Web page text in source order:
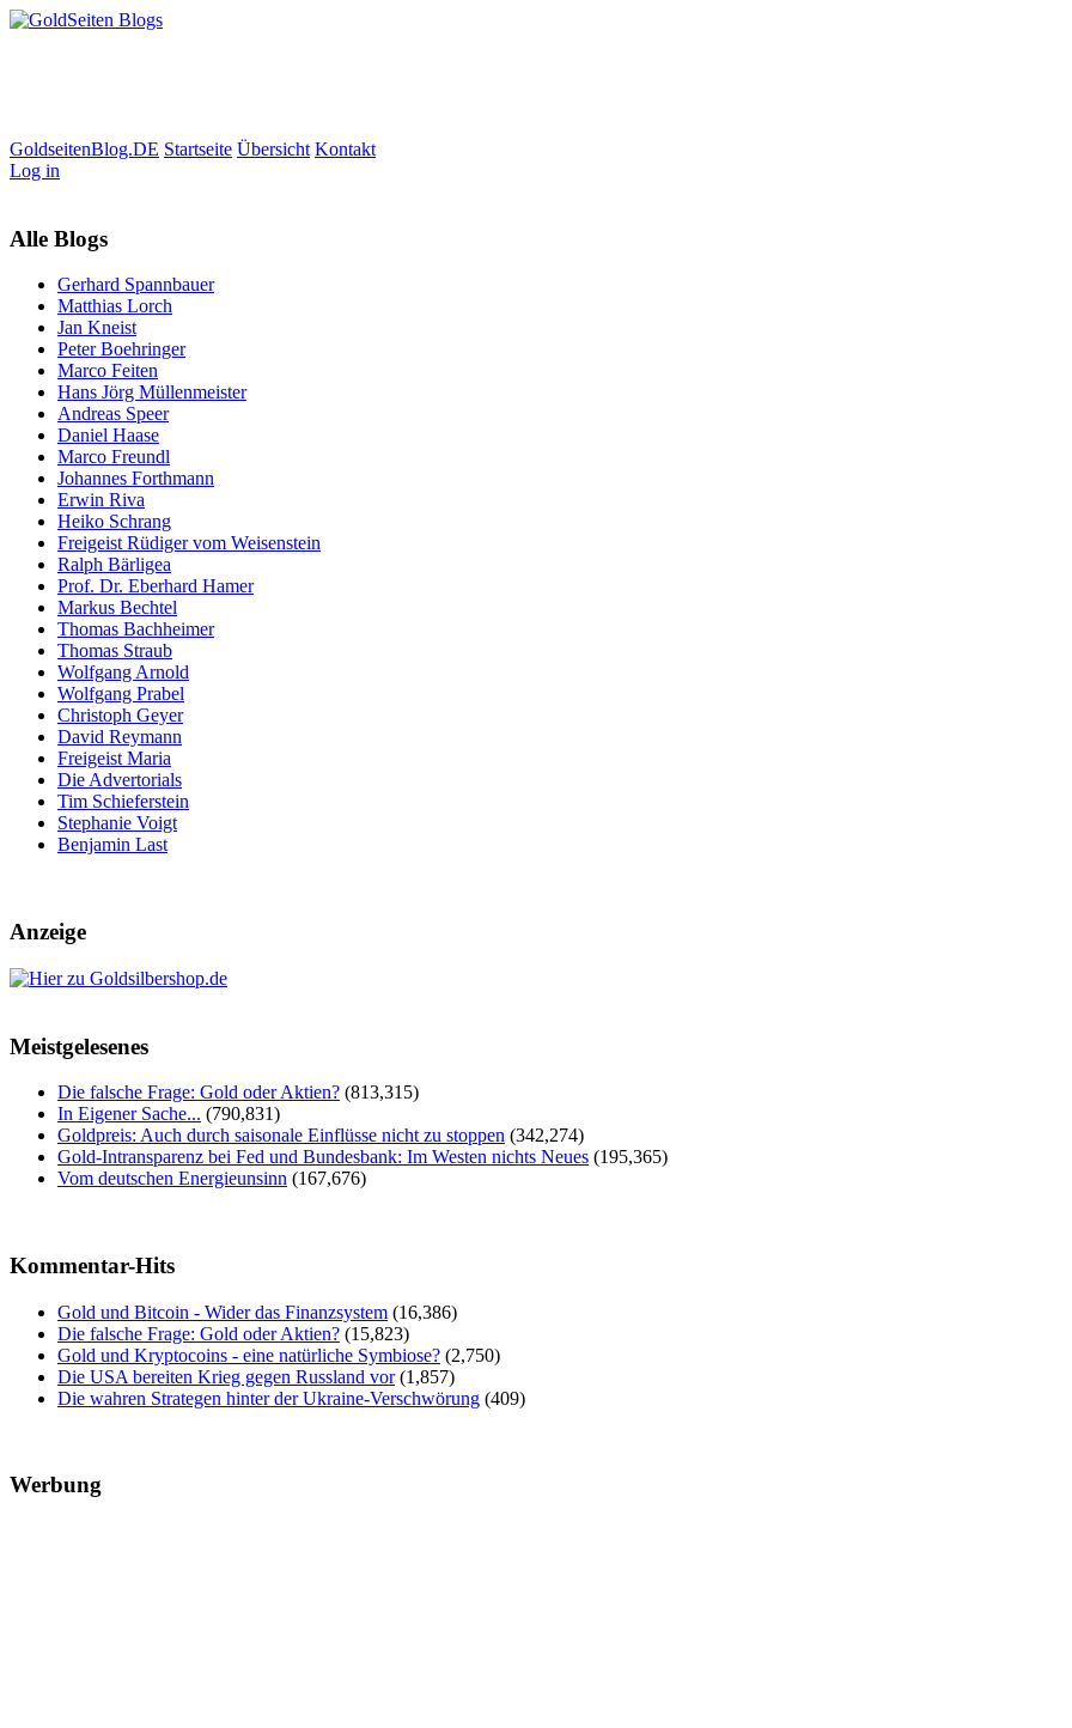
GoldseitenBlog.DE Startseite Übersicht Kontakt
Log in
Alle Blogs
Gerhard Spannbauer
Matthias Lorch
Jan Kneist
Peter Boehringer
Marco Feiten
Hans Jörg Müllenmeister
Andreas Speer
Daniel Haase
Marco Freundl
Johannes Forthmann
Erwin Riva
Heiko Schrang
Freigeist Rüdiger vom Weisenstein
Ralph Bärligea
Prof. Dr. Eberhard Hamer
Markus Bechtel
Thomas Bachheimer
Thomas Straub
Wolfgang Arnold
Wolfgang Prabel
Christoph Geyer
David Reymann
Freigeist Maria
Die Advertorials
Tim Schieferstein
Stephanie Voigt
Benjamin Last
Anzeige
Meistgelesenes
Die falsche Frage: Gold oder Aktien? (813,315)
In Eigener Sache... (790,831)
Goldpreis: Auch durch saisonale Einflüsse nicht zu stoppen (342,274)
Gold-Intransparenz bei Fed und Bundesbank: Im Westen nichts Neues (195,365)
Vom deutschen Energieunsinn (167,676)
Kommentar-Hits
Gold und Bitcoin - Wider das Finanzsystem (16,386)
Die falsche Frage: Gold oder Aktien? (15,823)
Gold und Kryptocoins - eine natürliche Symbiose? (2,750)
Die USA bereiten Krieg gegen Russland vor (1,857)
Die wahren Strategen hinter der Ukraine-Verschwörung (409)
Werbung